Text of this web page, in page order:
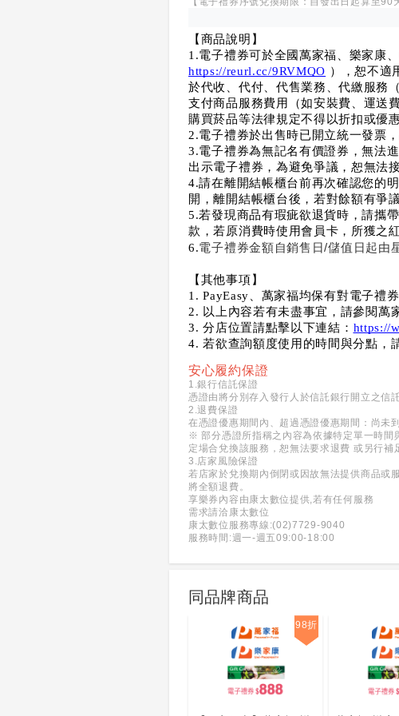
【商品說明】
1.電子禮券可於全國萬家福、樂家康
https://reurl.cc/9RVMQO ），恕不適
於代收、代付、代售業務、代繳服務
支付商品服務費用（如安裝費、運送
購買菸品等法律規定不得以折扣或優
2.電子禮券於出售時已開立統一發票
3.電子禮券為無記名有價證券，無法
出示電子禮券，為避免爭議，恕無法
4.請在離開結帳櫃台前再次確認您的
開，離開結帳櫃台後，若對餘額有爭
5.若發現商品有瑕疵欲退貨時，請攜
款，若原消費時使用會員卡，所獲之
6.電子禮券金額自銷售日/儲值日起由
【其他事項】
1. PayEasy、萬家福均保有對電子禮
2. 以上內容若有未盡事宜，請參閱萬
3. 分店位置請點擊以下連結： https://
4. 若欲查詢額度使用的時間與分點，
安心履約保證
1.銀行信託保證
憑證由將分別存入發行人於信託銀行開立之信
2.退費保證
在憑證優惠期間內、超過憑證優惠期間：尚未
※ 部分憑證所指稱之內容為依據特定單一時間
定場合兌換該服務，恕無法要求退費 或另行補
3.店家風險保證
若店家於兌換期內倒閉或因故無法提供商品或
將全額退費。
享樂券內容由康太數位提供,若有任何服務
需求請洽康太數位
康太數位服務專線:(02)7729-9040
服務時間:週一-週五09:00-18:00
同品牌商品
98折